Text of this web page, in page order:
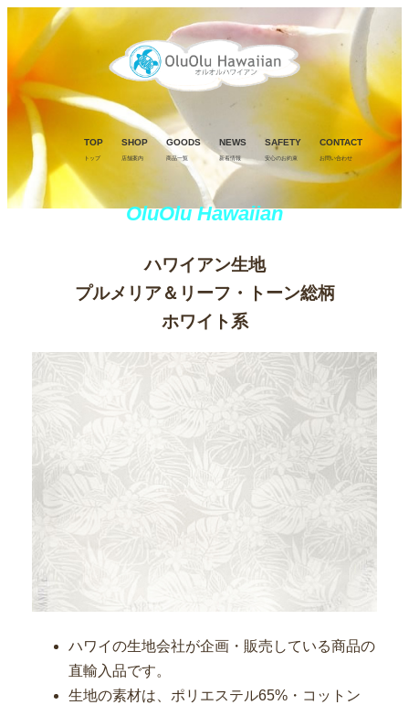
TOP
トップ
SHOP
店舗案内
GOODS
商品一覧
NEWS
新着情報
SAFETY
安心のお約束
CONTACT
お問い合わせ
OluOlu Hawaiian
ハワイアン生地
プルメリア＆リーフ・トーン総柄
ホワイト系
ハワイの生地会社が企画・販売している商品の
直輸入品です。
生地の素材は、ポリエステル65%・コットン